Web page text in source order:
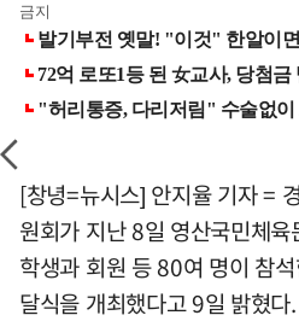
금지
[창녕=뉴시스] 안지율 기자 =
원회가 지난 8일 영산국민체
학생과 회원 등 80여 명이 참
달식을 개최했다고 9일 밝혔다.